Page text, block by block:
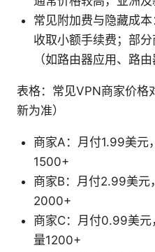
常见附加费与隐藏成
收取小额手续费；部
（如路由器应用、路
表格：常见VPN商家价格
新为准）
商家A：月付1.99美元
1500+
商家B：月付2.99美
2000+
商家C：月付0.99美
量1200+